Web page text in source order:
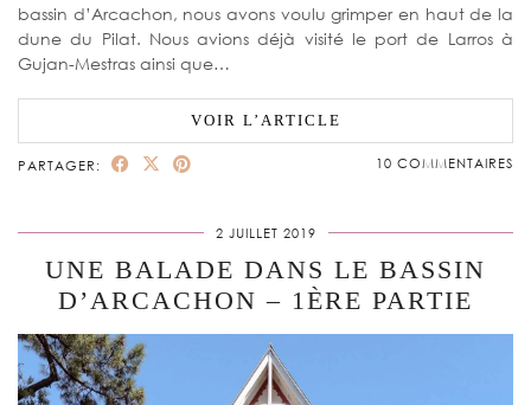
bassin d’Arcachon, nous avons voulu grimper en haut de la
dune du Pilat. Nous avions déjà visité le port de Larros à
Gujan-Mestras ainsi que…
VOIR L’ARTICLE
PARTAGER: 10 COMMENTAIRES
2 JUILLET 2019
UNE BALADE DANS LE BASSIN
D’ARCACHON – 1ÈRE PARTIE